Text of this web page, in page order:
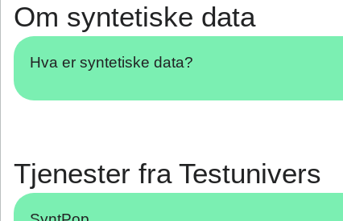
Om syntetiske data
Hva er syntetiske data?
Tjenester fra Testunivers